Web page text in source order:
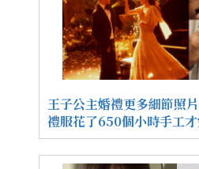
王子公主婚禮更多細節照
禮服花了650個小時手工